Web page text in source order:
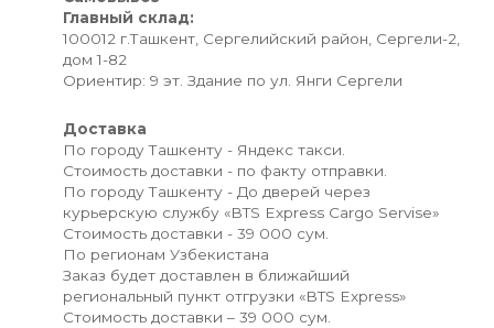
Главный склад:
100012 г.Ташкент, Сергелийский район, Сергели-2,
дом 1-82
Ориентир: 9 эт. Здание по ул. Янги Сергели
Доставка
По городу Ташкенту - Яндекс такси.
Стоимость доставки - по факту отправки.
По городу Ташкенту - До дверей через
курьерскую службу «BTS Express Cargo Servise»
Стоимость доставки - 39 000 сум.
По регионам Узбекистана
Заказ будет доставлен в ближайший
региональный пункт отгрузки «BTS Express»
Стоимость доставки – 39 000 сум.